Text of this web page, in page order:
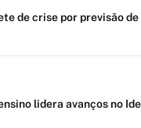
de crise por previsão
lidera avanços no